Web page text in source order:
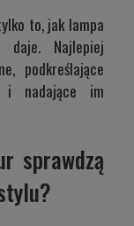
to, jak lampa
daje. Najlepiej
podkreślające
i nadające im
sprawdzą